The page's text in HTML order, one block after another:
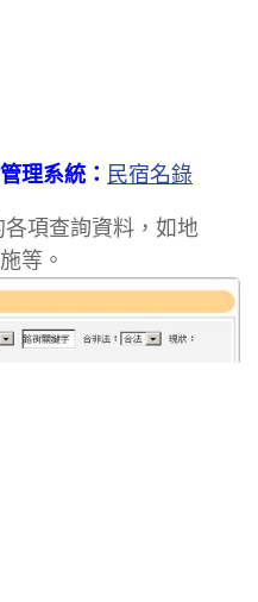
理系統： 民宿名錄
項查詢資料，如地
等。